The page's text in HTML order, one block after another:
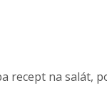
recept na salát,